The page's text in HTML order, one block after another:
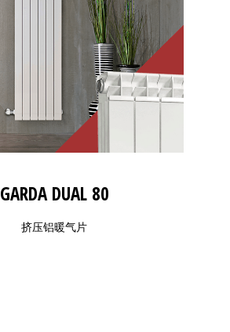
GARDA DUAL 80
挤压铝暖气片